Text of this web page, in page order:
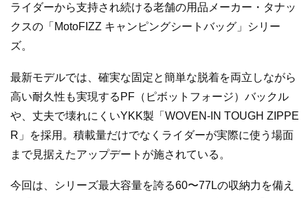
ライダーから支持され続ける老舗の用品メーカー・タナッ
クスの「MotoFIZZ キャンピングシートバッグ」シリー
ズ。
最新モデルでは、確実な固定と簡単な脱着を両立しながら
高い耐久性も実現するPF（ピボットフォージ）バックル
や、丈夫で壊れにくいYKK製「WOVEN-IN TOUGH ZIPPE
R」を採用。積載量だけでなくライダーが実際に使う場面
まで見据えたアップデートが施されている。
今回は、シリーズ最大容量を誇る60〜77Lの収納力を備え